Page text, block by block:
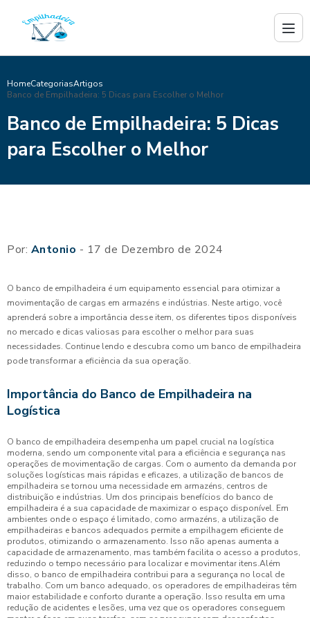
HomeCategoriasArtigos
Banco de Empilhadeira: 5 Dicas para Escolher o Melhor
Banco de Empilhadeira: 5 Dicas
para Escolher o Melhor
Por: Antonio - 17 de Dezembro de 2024
O banco de empilhadeira é um equipamento essencial para otimizar a
movimentação de cargas em armazéns e indústrias. Neste artigo, você
aprenderá sobre a importância desse item, os diferentes tipos disponíveis
no mercado e dicas valiosas para escolher o melhor para suas
necessidades. Continue lendo e descubra como um banco de empilhadeira
pode transformar a eficiência da sua operação.
Importância do Banco de Empilhadeira na
Logística
O banco de empilhadeira desempenha um papel crucial na logística
moderna, sendo um componente vital para a eficiência e segurança nas
operações de movimentação de cargas. Com o aumento da demanda por
soluções logísticas mais rápidas e eficazes, a utilização de bancos de
empilhadeira se tornou uma necessidade em armazéns, centros de
distribuição e indústrias. Um dos principais benefícios do banco de
empilhadeira é a sua capacidade de maximizar o espaço disponível. Em
ambientes onde o espaço é limitado, como armazéns, a utilização de
empilhadeiras e bancos adequados permite a empilhagem eficiente de
produtos, otimizando o armazenamento. Isso não apenas aumenta a
capacidade de armazenamento, mas também facilita o acesso a produtos,
reduzindo o tempo necessário para localizar e movimentar itens.Além
disso, o banco de empilhadeira contribui para a segurança no local de
trabalho. Com um banco adequado, os operadores de empilhadeiras têm
maior estabilidade e conforto durante a operação. Isso resulta em uma
redução de acidentes e lesões, uma vez que os operadores conseguem